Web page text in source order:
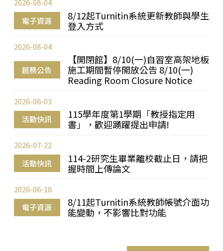
電子資源
8/12起Turnitin系統更新教師與學生
登入方式
2026-08-04
館務公告
【開閉館】8/10(一)自習室高架地板
施工期間暫停開放公告 8/10(一)
Reading Room Closure Notice
2026-08-04
活動快訊
115學年度第1學期「教授指定用
書」，歡迎踴躍提出申請!
2026-06-03
活動快訊
114-2研究生畢業離校截止日，請把
握時間上傳論文
2026-07-22
電子資源
8/11起Turnitin系統教師帳號介面功
能變動，不影響比對功能
2026-06-18